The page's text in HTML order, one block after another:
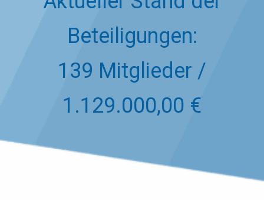
Beteiligungen:
139 Mitglieder /
1.129.000,00 €